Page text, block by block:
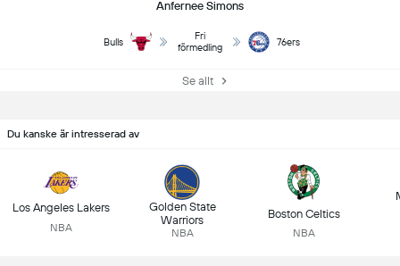
Anfernee Simons
Bulls
Fri
förmedling
76ers
Se allt
Du kanske är intresserad av
Los Angeles Lakers
NBA
Golden State
Warriors
NBA
Boston Celtics
NBA